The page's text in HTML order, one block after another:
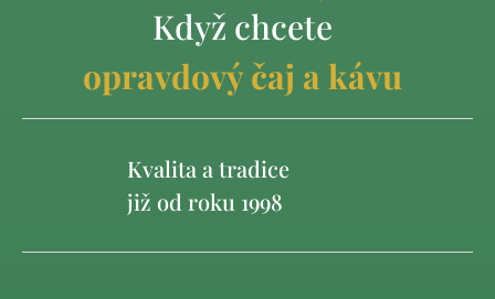
Když chcete
opravdový čaj a kávu
Kvalita a tradice
již od roku 1998